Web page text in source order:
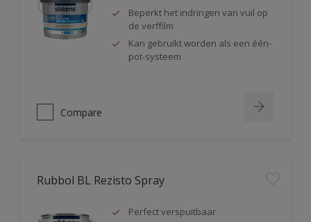
Beperkt het indringen van vuil op
de verffilm
Kan gebruikt worden als een één-
pot-systeem
Compare
Rubbol BL Rezisto Spray
Perfect verspuitbaar